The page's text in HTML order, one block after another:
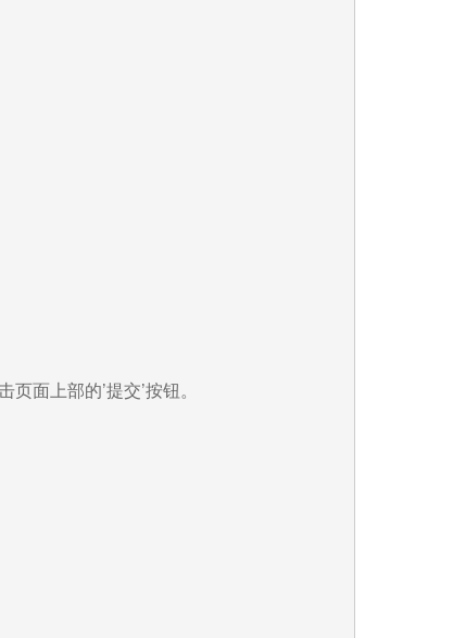
面上部的’提交’按钮。